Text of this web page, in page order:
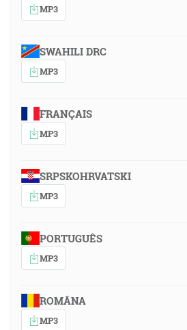
MP3
SWAHILI DRC
MP3
FRANÇAIS
MP3
SRPSKOHRVATSKI
MP3
PORTUGUÊS
MP3
ROMÂNA
MP3